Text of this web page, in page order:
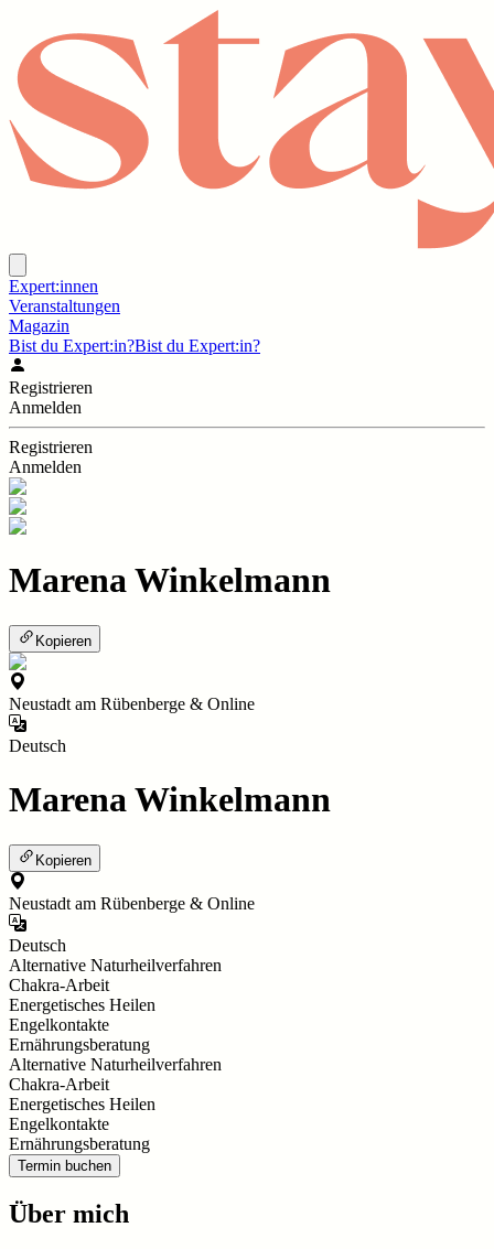
Expert:innen
Veranstaltungen
Magazin
Bist du Expert:in?Bist du Expert:in?
Registrieren
Anmelden
Registrieren
Anmelden
Marena Winkelmann
Kopieren
Neustadt am Rübenberge & Online
Deutsch
Marena Winkelmann
Kopieren
Neustadt am Rübenberge & Online
Deutsch
Alternative Naturheilverfahren
Chakra-Arbeit
Energetisches Heilen
Engelkontakte
Ernährungsberatung
Alternative Naturheilverfahren
Chakra-Arbeit
Energetisches Heilen
Engelkontakte
Ernährungsberatung
Termin buchen
Über mich